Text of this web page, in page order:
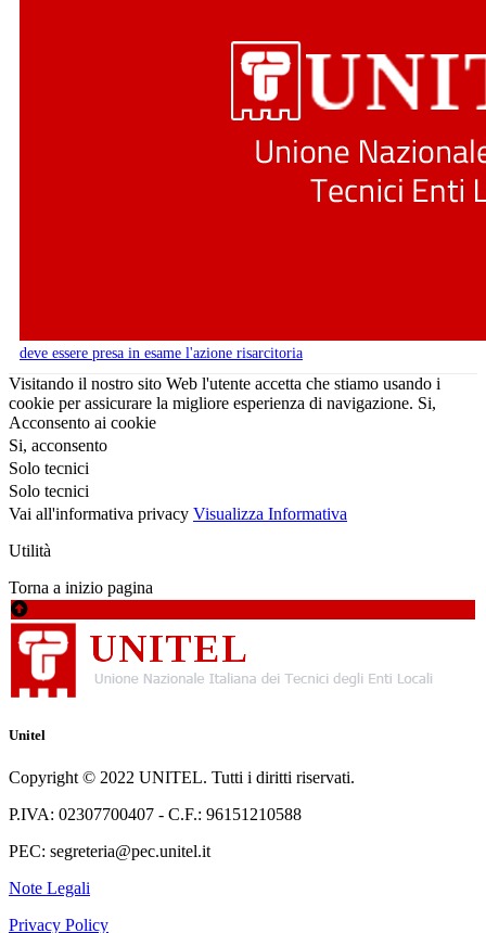
deve essere presa in esame l'azione risarcitoria
Visitando il nostro sito Web l'utente accetta che stiamo usando i
cookie per assicurare la migliore esperienza di navigazione. Si,
Acconsento ai cookie
Si, acconsento
Solo tecnici
Solo tecnici
Vai all'informativa privacy Visualizza Informativa
Utilità
Torna a inizio pagina
Unitel
Copyright © 2022 UNITEL. Tutti i diritti riservati.
P.IVA: 02307700407 - C.F.: 96151210588
PEC: segreteria@pec.unitel.it
Note Legali
Privacy Policy